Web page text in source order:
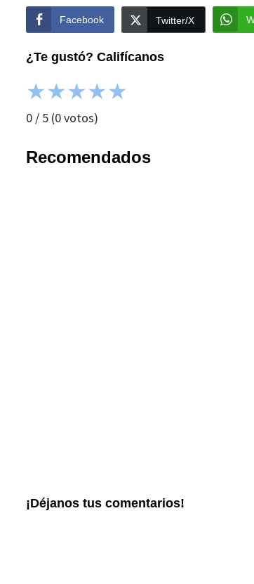
Facebook Twitter/X
¿Te gustó? Califícanos
★★★★★
0 / 5 (0votos)
Recomendados
¡Déjanos tus comentarios!